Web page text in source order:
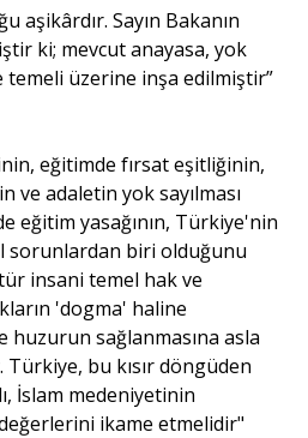
Eğitim
Analiz
Sağlık
aşikârdır. Sayın Bakanın
ki; mevcut anayasa, yok
üzerine inşa edilmiştir”
eğitimde fırsat eşitliğinin,
ve adaletin yok sayılması
eğitim yasağının, Türkiye'nin
sorunlardan biri olduğunu
insani temel hak ve
'dogma' haline
huzurun sağlanmasına asla
bu kısır döngüden
İslam medeniyetinin
ikame etmelidir"